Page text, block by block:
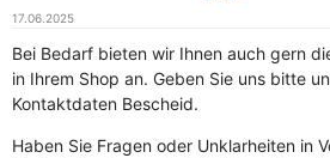
17.06.2025
Bei Bedarf bieten wir Ihnen auch gern
in Ihrem Shop an. Geben Sie uns bitte
Kontaktdaten Bescheid.
Haben Sie Fragen oder Unklarheiten in